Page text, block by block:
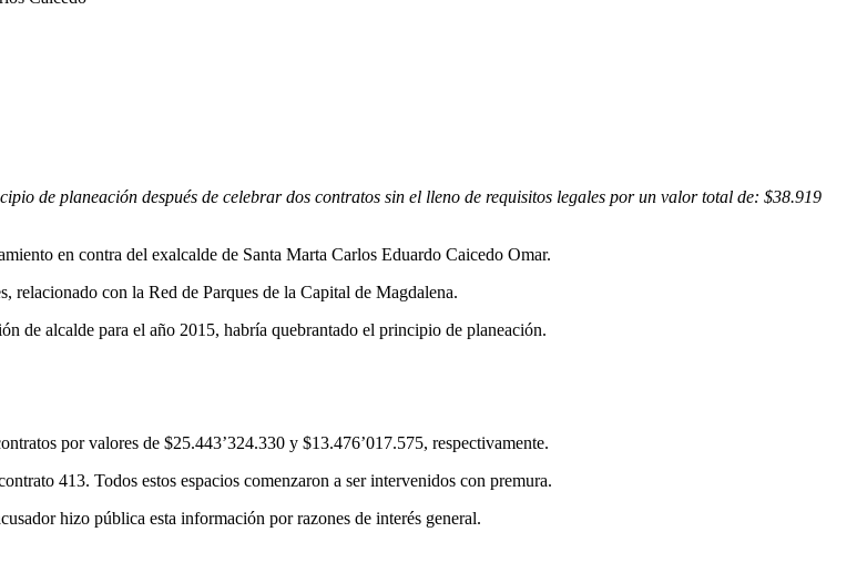
de planeación después de celebrar dos contratos sin el lleno de requisitos legales por un valor total de: $38.919
en contra del exalcalde de Santa Marta Carlos Eduardo Caicedo Omar.
relacionado con la Red de Parques de la Capital de Magdalena.
de alcalde para el año 2015, habría quebrantado el principio de planeación.
por valores de $25.443’324.330 y $13.476’017.575, respectivamente.
413. Todos estos espacios comenzaron a ser intervenidos con premura.
hizo pública esta información por razones de interés general.